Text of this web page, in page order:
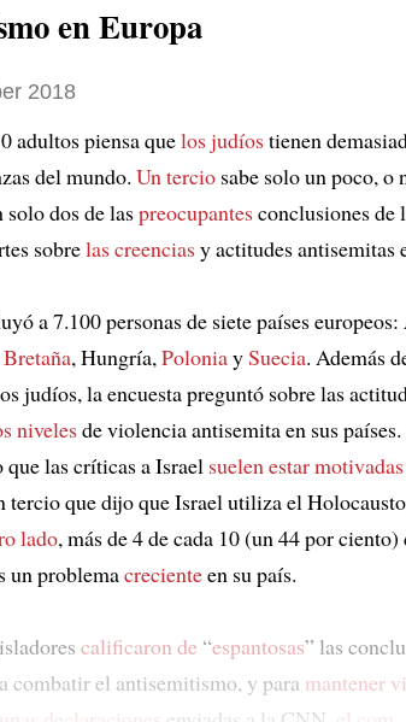
en Europa
2018
adultos piensa quelos judíostienen
del mundo. Un tercio sabe solo un poco, o
dos de laspreocupantesconclusiones de
sobrelas creenciasy actitudes antisemitas
a 7.100 personas de siete países
, Hungría,PoloniaySuecia. Además
judíos, la encuesta preguntó sobre las
nivelesde violencia antisemita en sus
que las críticas a Israel suelen estar
tercio que dijo que Israel utiliza el
lado, más de 4 de cada 10 (un 44 por
un problemacrecienteen su país.
calificaron de “espantosas” las
combatir el antisemitismo, y para mantener